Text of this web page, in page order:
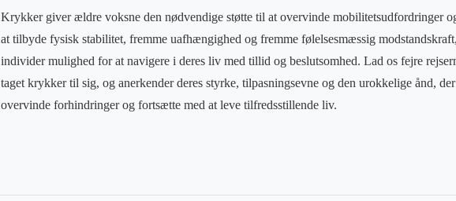
Krykker giver ældre voksne den nødvendige støtte til at overvinde mobilitetsudfordringer
at tilbyde fysisk stabilitet, fremme uafhængighed og fremme følelsesmæssig
individer mulighed for at navigere i deres liv med tillid og beslutsomhed. Lad os fejre
taget krykker til sig, og anerkender deres styrke, tilpasningsevne og den urokkelige ånd,
overvinde forhindringer og fortsætte med at leve tilfredsstillende liv.